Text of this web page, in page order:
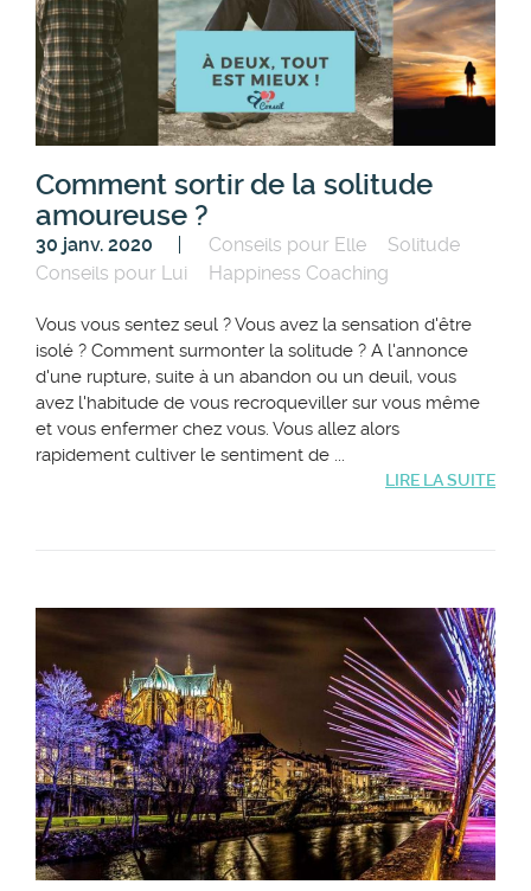
Comment sortir de la solitude
amoureuse ?
30 janv. 2020 Conseils pour Elle
Solitude
Conseils pour Lui
Happiness Coaching
Vous vous sentez seul ? Vous avez la sensation d'être
isolé ? Comment surmonter la solitude ? A l'annonce
d'une rupture, suite à un abandon ou un deuil, vous
avez l'habitude de vous recroqueviller sur vous même
et vous enfermer chez vous. Vous allez alors
rapidement cultiver le sentiment de ...
LIRE LA SUITE